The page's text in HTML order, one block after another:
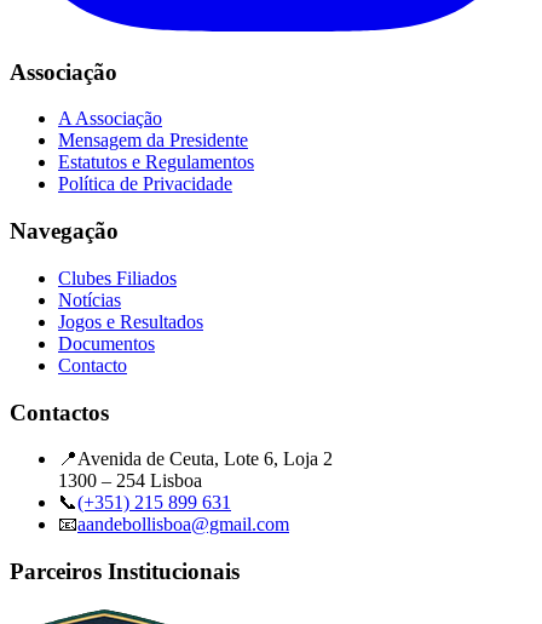
Associação
A Associação
Mensagem da Presidente
Estatutos e Regulamentos
Política de Privacidade
Navegação
Clubes Filiados
Notícias
Jogos e Resultados
Documentos
Contacto
Contactos
📍Avenida de Ceuta, Lote 6, Loja 2
1300 – 254 Lisboa
📞(+351) 215 899 631
📧aandebollisboa@gmail.com
Parceiros Institucionais